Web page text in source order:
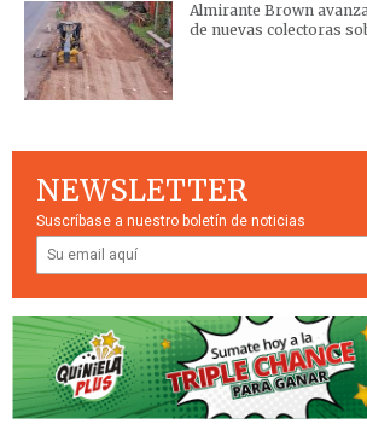
Almirante Brown
de nuevas colectoras
NEWSLETTER
Suscríbase a nuestro boletín de noticias